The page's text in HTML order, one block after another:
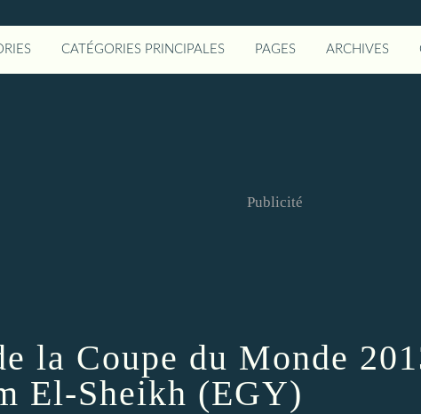
CATÉGORIES PRINCIPALES PAGES ARCHIVES
Publicité
la Coupe du Monde
El-Sheikh (EGY)